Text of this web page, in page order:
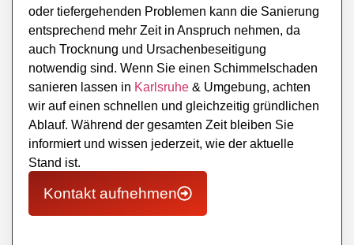
oder tiefergehenden Problemen kann die Sanierung
entsprechend mehr Zeit in Anspruch nehmen, da
auch Trocknung und Ursachenbeseitigung
notwendig sind. Wenn Sie einen Schimmelschaden
sanieren lassen in Karlsruhe & Umgebung, achten
wir auf einen schnellen und gleichzeitig gründlichen
Ablauf. Während der gesamten Zeit bleiben Sie
informiert und wissen jederzeit, wie der aktuelle
Stand ist.
Kontakt aufnehmen